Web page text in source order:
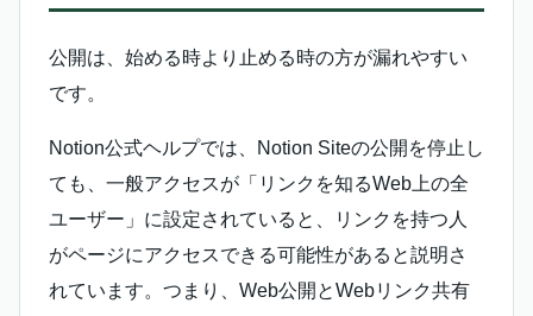
公開は、始める時より止める時の方が漏れやすい
です。
Notion公式ヘルプでは、Notion Siteの公開を停止し
ても、一般アクセスが「リンクを知るWeb上の全
ユーザー」に設定されていると、リンクを持つ人
がページにアクセスできる可能性があると説明さ
れています。つまり、Web公開とWebリンク共有